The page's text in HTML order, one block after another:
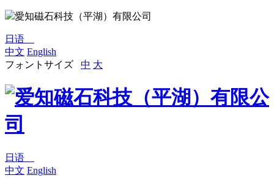
愛知磁石科技（平湖）有限公司
日语
中文 English
フォントサイズ 中 大
日语
中文 English